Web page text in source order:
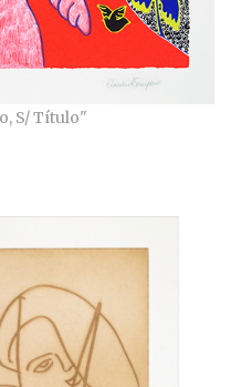
S/ Título"